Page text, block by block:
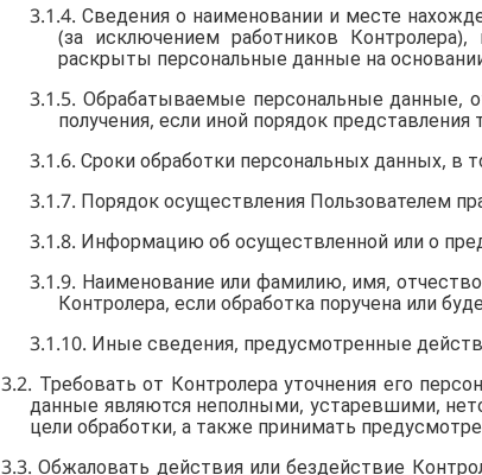
3.1.4. Сведения о наименовании и месте
(за исключением работников
раскрыты персональные данные на
3.1.5. Обрабатываемые персональные данные,
получения, если иной порядок
3.1.6. Сроки обработки персональных данных, в
3.1.7. Порядок осуществления Пользователем
3.1.8. Информацию об осуществленной или о
3.1.9. Наименование или фамилию, имя,
Контролера, если обработка поручена или
3.1.10. Иные сведения, предусмотренные
3.2. Требовать от Контролера уточнения его
данные являются неполными, устаревшими,
цели обработки, а также принимать
3.3. Обжаловать действия или бездействие